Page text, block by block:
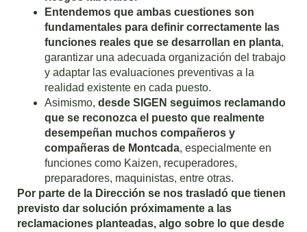
Entendemos que ambas cuestiones son
fundamentales para definir correctamente las
funciones reales que se desarrollan en planta,
garantizar una adecuada organización del trabajo
y adaptar las evaluaciones preventivas a la
realidad existente en cada puesto.
Asimismo, desde SIGEN seguimos reclamando
que se reconozca el puesto que realmente
desempeñan muchos compañeros y
compañeras de Montcada, especialmente en
funciones como Kaizen, recuperadores,
preparadores, maquinistas, entre otras.
Por parte de la Dirección se nos trasladó que tienen
previsto dar solución próximamente a las
reclamaciones planteadas, algo sobre lo que desde